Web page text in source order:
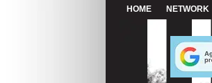
HOME NETWORK